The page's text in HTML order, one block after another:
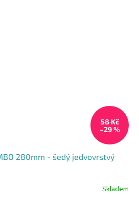
58 Kč
–29 %
280mm - šedý jedvovrstvý
Skladem